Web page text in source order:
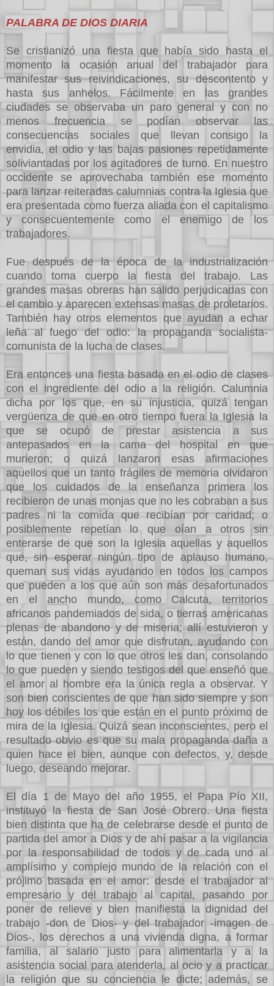
PALABRA DE DIOS DIARIA
Se cristianizó una fiesta que había sido hasta el
momento la ocasión anual del trabajador para
manifestar sus reivindicaciones, su descontento y
hasta sus anhelos. Fácilmente en las grandes
ciudades se observaba un paro general y con no
menos frecuencia se podían observar las
consecuencias sociales que llevan consigo la
envidia, el odio y las bajas pasiones repetidamente
soliviantadas por los agitadores de turno. En nuestro
occidente se aprovechaba también ese momento
para lanzar reiteradas calumnias contra la Iglesia que
era presentada como fuerza aliada con el capitalismo
y consecuentemente como el enemigo de los
trabajadores.
Fue después de la época de la industrialización
cuando toma cuerpo la fiesta del trabajo. Las
grandes masas obreras han salido perjudicadas con
el cambio y aparecen extensas masas de proletarios.
También hay otros elementos que ayudan a echar
leña al fuego del odio: la propaganda socialista-
comunista de la lucha de clases.
Era entonces una fiesta basada en el odio de clases
con el ingrediente del odio a la religión. Calumnia
dicha por los que, en su injusticia, quizá tengan
vergüenza de que en otro tiempo fuera la Iglesia la
que se ocupó de prestar asistencia a sus
antepasados en la cama del hospital en que
murieron; o quizá lanzaron esas afirmaciones
aquellos que un tanto frágiles de memoria olvidaron
que los cuidados de la enseñanza primera los
recibieron de unas monjas que no les cobraban a sus
padres ni la comida que recibían por caridad; o
posiblemente repetían lo que oían a otros sin
enterarse de que son la Iglesia aquellas y aquellos
que, sin esperar ningún tipo de aplauso humano,
queman sus vidas ayudando en todos los campos
que pueden a los que aún son más desafortunados
en el ancho mundo, como Calcuta, territorios
africanos pandemiados de sida, o tierras americanas
plenas de abandono y de miseria; allí estuvieron y
están, dando del amor que disfrutan, ayudando con
lo que tienen y con lo que otros les dan, consolando
lo que pueden y siendo testigos del que enseñó que
el amor al hombre era la única regla a observar. Y
son bien conscientes de que han sido siempre y son
hoy los débiles los que están en el punto próximo de
mira de la Iglesia. Quizá sean inconscientes, pero el
resultado obvio es que su mala propaganda daña a
quien hace el bien, aunque con defectos, y, desde
luego, deseando mejorar.
El día 1 de Mayo del año 1955, el Papa Pío XII,
instituyó la fiesta de San José Obrero. Una fiesta
bien distinta que ha de celebrarse desde el punto de
partida del amor a Dios y de ahí pasar a la vigilancia
por la responsabilidad de todos y de cada uno al
amplísimo y complejo mundo de la relación con el
prójimo basada en el amor: desde el trabajador al
empresario y del trabajo al capital, pasando por
poner de relieve y bien manifiesta la dignidad del
trabajo -don de Dios- y del trabajador -imagen de
Dios-, los derechos a una vivienda digna, a formar
familia, al salario justo para alimentarla y a la
asistencia social para atenderla, al ocio y a practicar
la religión que su conciencia le dicte; además, se